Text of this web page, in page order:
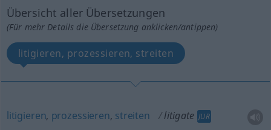
Übersicht aller Übersetzungen
(Für mehr Details die Übersetzung anklicken/antippen)
litigieren, prozessieren, streiten
litigieren, prozessieren, streiten litigate JUR